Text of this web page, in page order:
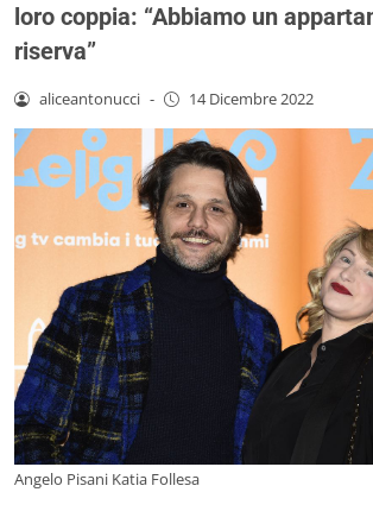
loro coppia: “Abbiamo un
riserva”
aliceantonucci - 14 Dicembre 2022
Angelo Pisani Katia Follesa